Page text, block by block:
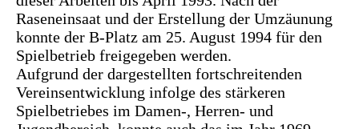
Raseneinsaat und der Erstellung der Umzäunung
konnte der B-Platz am 25. August 1994 für den
Spielbetrieb freigegeben werden.
Aufgrund der dargestellten fortschreitenden
Vereinsentwicklung infolge des stärkeren
Spielbetriebes im Damen-, Herren- und